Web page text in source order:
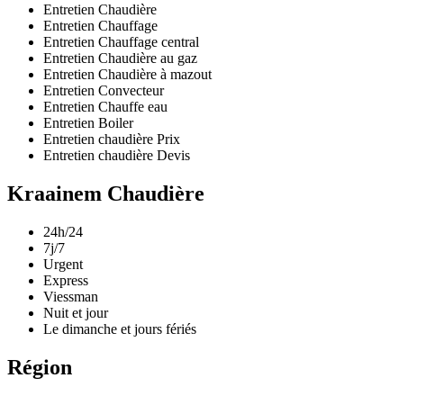
Entretien Chaudière
Entretien Chauffage
Entretien Chauffage central
Entretien Chaudière au gaz
Entretien Chaudière à mazout
Entretien Convecteur
Entretien Chauffe eau
Entretien Boiler
Entretien chaudière Prix
Entretien chaudière Devis
Kraainem Chaudière
24h/24
7j/7
Urgent
Express
Viessman
Nuit et jour
Le dimanche et jours fériés
Région